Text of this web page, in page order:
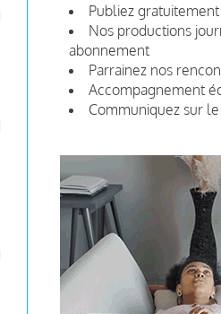
Publiez
Nos productions
abonnement
Parrainez nos
Accompagnement
Communiquez sur